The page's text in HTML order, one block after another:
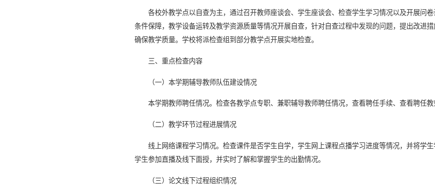
各校外教学点以自查为主，通过召开教师座谈会、学生座谈会、检查学生学习情况以及开展问
条件保障，教学设备运转及教学资源质量等情况开展自查，针对自查过程中发现的问题，提出改进
确保教学质量。学校将派检查组到部分教学点开展实地检查。
三、重点检查内容
（一）本学期辅导教师队伍建设情况
本学期教师聘任情况。检查各教学点专职、兼职辅导教师聘任情况，查看聘任手续、查看聘任
（二）教学环节过程进展情况
线上网络课程学习情况。检查课件是否学生自学，学生网上课程点播学习进度等情况，并将学
学生参加直播及线下面授，并实时了解和掌握学生的出勤情况。
（三）论文线下过程组织情况